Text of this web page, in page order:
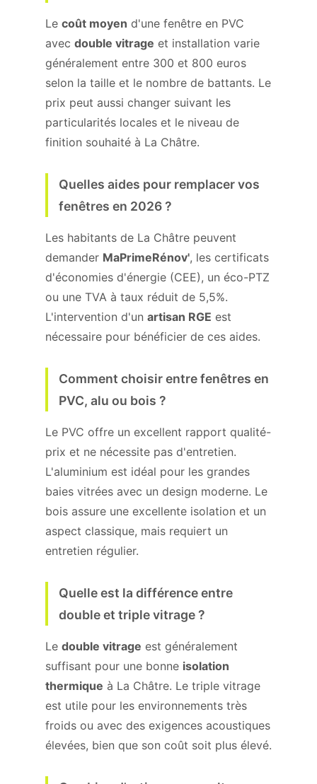
Le coût moyen d'une fenêtre en PVC
avec double vitrage et installation varie
généralement entre 300 et 800 euros
selon la taille et le nombre de battants. Le
prix peut aussi changer suivant les
particularités locales et le niveau de
finition souhaité à La Châtre.
Quelles aides pour remplacer vos
fenêtres en 2026 ?
Les habitants de La Châtre peuvent
demander MaPrimeRénov', les certificats
d'économies d'énergie (CEE), un éco-PTZ
ou une TVA à taux réduit de 5,5%.
L'intervention d'un artisan RGE est
nécessaire pour bénéficier de ces aides.
Comment choisir entre fenêtres en
PVC, alu ou bois ?
Le PVC offre un excellent rapport qualité-
prix et ne nécessite pas d'entretien.
L'aluminium est idéal pour les grandes
baies vitrées avec un design moderne. Le
bois assure une excellente isolation et un
aspect classique, mais requiert un
entretien régulier.
Quelle est la différence entre
double et triple vitrage ?
Le double vitrage est généralement
suffisant pour une bonne isolation
thermique à La Châtre. Le triple vitrage
est utile pour les environnements très
froids ou avec des exigences acoustiques
élevées, bien que son coût soit plus élevé.